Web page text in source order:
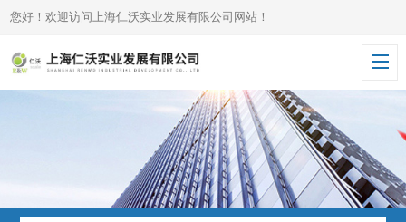
您好！欢迎访问上海仁沃实业发展有限公司网站！